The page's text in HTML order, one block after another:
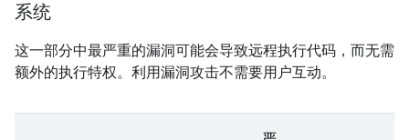
系统
这一部分中最严重的漏洞可能会导致远程执行代码，而无需
额外的执行特权。利用漏洞攻击不需要用户互动。